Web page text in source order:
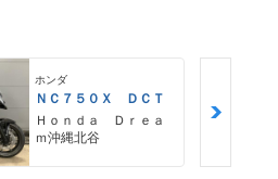
ることが可能になった。
ホンダ
ＮＣ７５０Ｘ ＤＣＴ
Ｈｏｎｄａ Ｄｒｅａ
ｍ沖縄北谷